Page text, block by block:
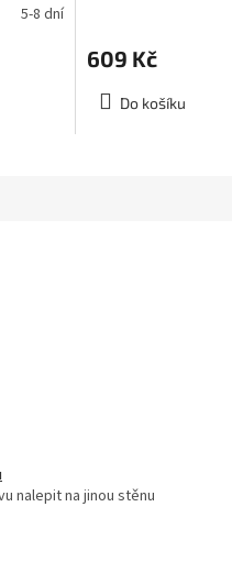
5-8 dní
609 Kč
Do košíku
nalepit na jinou stěnu